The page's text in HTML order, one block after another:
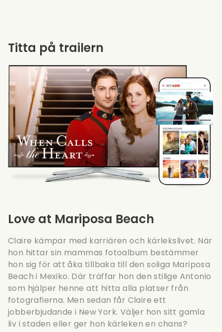
Love at Mariposa Beach
Claire kämpar med karriären och kärlekslivet. När
hon hittar sin mammas fotoalbum bestämmer
hon sig för att åka tillbaka till den soliga Mariposa
Beach i Mexiko. Där träffar hon den stilige Antonio
som hjälper henne att hitta alla platser från
fotografierna. Men sedan får Claire ett
jobberbjudande i New York. Väljer hon sitt gamla
liv i staden eller ger hon kärleken en chans?
Titta på trailern